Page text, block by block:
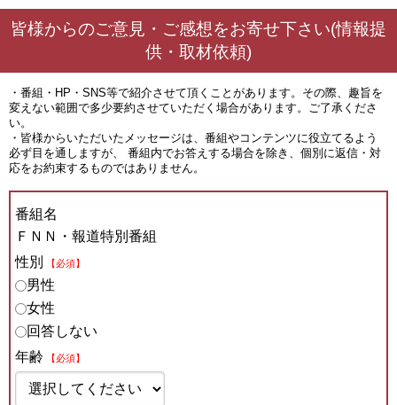
皆様からのご意見・ご感想をお寄せ下さい(情報提
供・取材依頼)
・番組・HP・SNS等で紹介させて頂くことがあります。その際、趣旨を
変えない範囲で多少要約させていただく場合があります。ご了承くださ
い。
・皆様からいただいたメッセージは、番組やコンテンツに役立てるよう
必ず目を通しますが、 番組内でお答えする場合を除き、個別に返信・対
応をお約束するものではありません。
番組名
ＦＮＮ・報道特別番組
性別
【必須】
男性
女性
回答しない
年齢
【必須】